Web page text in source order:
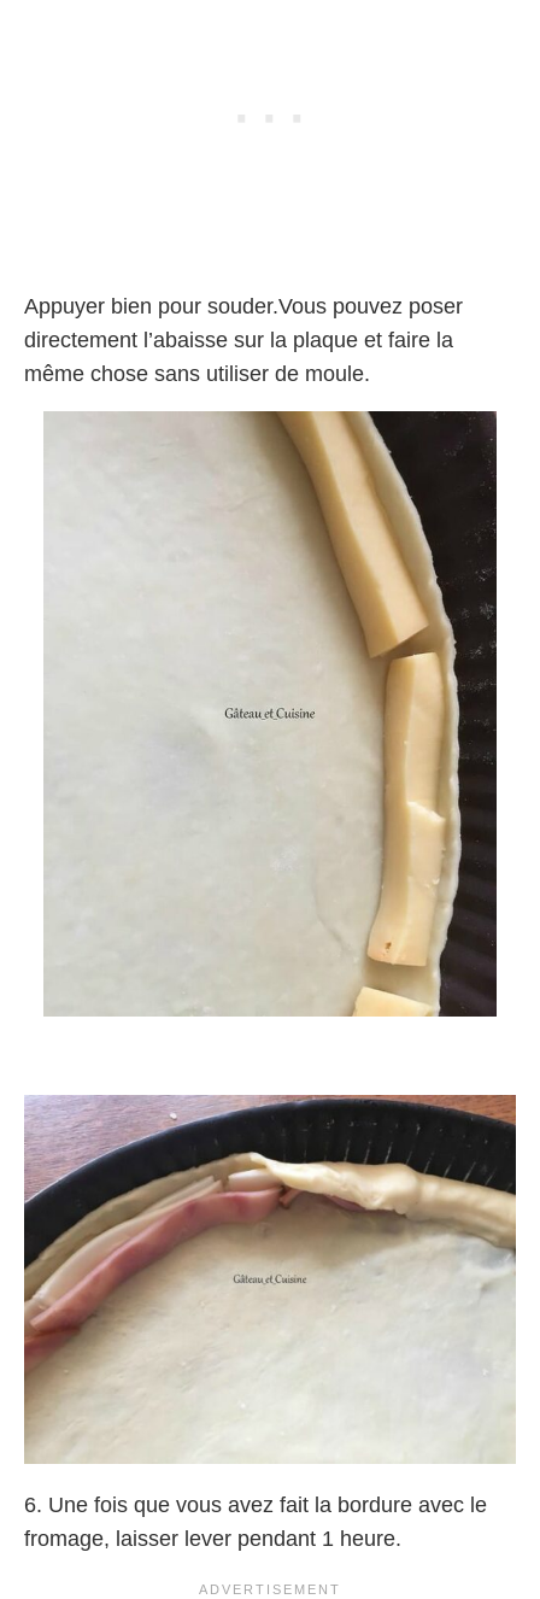
Appuyer bien pour souder.Vous pouvez poser
directement l’abaisse sur la plaque et faire la
même chose sans utiliser de moule.
6. Une fois que vous avez fait la bordure avec le
fromage, laisser lever pendant 1 heure.